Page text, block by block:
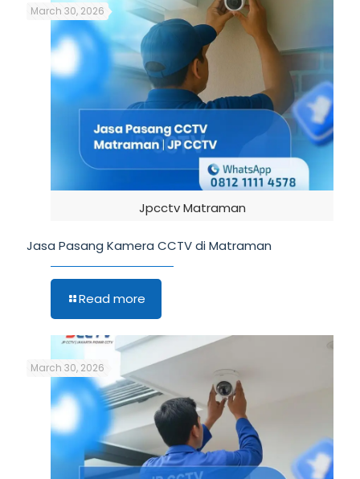
Jpcctv Matraman
March 30, 2026
Jasa Pasang Kamera CCTV di Matraman
Read more
March 30, 2026